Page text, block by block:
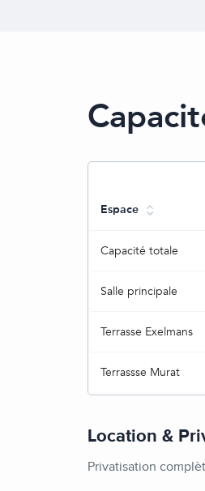
Espace
Capacité totale
Salle principale
Terrasse Exelmans
Terrassse Murat
Location &
Privatisation